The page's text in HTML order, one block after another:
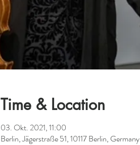
Time & Location
03. Okt. 2021, 11:00
Berlin, Jägerstraße 51, 10117 Berlin, Germany